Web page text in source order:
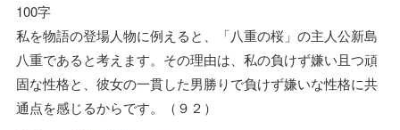
100字
私を物語の登場人物に例えると、「八重の桜」の主人公新島
八重であると考えます。その理由は、私の負けず嫌い且つ頑
固な性格と、彼女の一貫した男勝りで負けず嫌いな性格に共
通点を感じるからです。（９２）